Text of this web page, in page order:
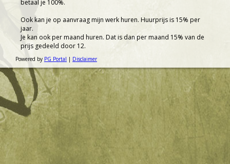
betaal je 100%.
Ook kan je op aanvraag mijn werk huren. Huurprijs is 15% per
jaar.
Je kan ook per maand huren. Dat is dan per maand 15% van de
prijs gedeeld door 12.
Powered by PG Portal | Disclaimer